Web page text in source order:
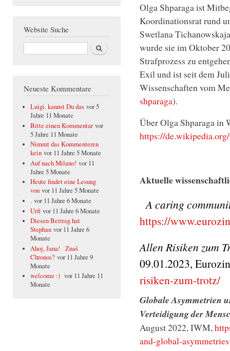
Website Suche
Suche
Neueste Kommentare
Luigi. kannst Du das vor 5
Jahre 11 Monate
Bitte einen Kommentar vor
5 Jahre 11 Monate
Nimmt das Kommenteren
kein vor 11 Jahre 5 Monate
Auf nach Milano! vor 11
Jahre 5 Monate
Heute findet eine Lesung
von vor 11 Jahre 5 Monate
. vor 11 Jahre 6 Monate
Urfi vor 11 Jahre 6 Monate
Diesen Beitrag hat
Stephan vor 11 Jahre 6
Monate
Ahoj, Jana! Znaš
Chronos? vor 11 Jahre 9
Monate
welcome :) vor 11 Jahre 11
Monate
Olga Shparaga ist
Koordinationsrat rund
Swetlana
wurde sie im Oktober
Strafprozess zu
Exil und ist seit dem
Wissenschaften vom
shparaga).
Über Olga Shparaga in
https://
Aktuelle
A caring
https://
Allen Risiken zum
09.01.2023,
risiken-zum-trotz/
Globale Asymmetrien
Verteidigung der
August 2022, IWM,
and-global-asymmetries